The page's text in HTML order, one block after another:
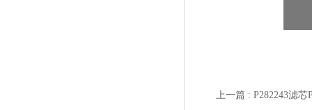
上一篇 : P282243滤芯